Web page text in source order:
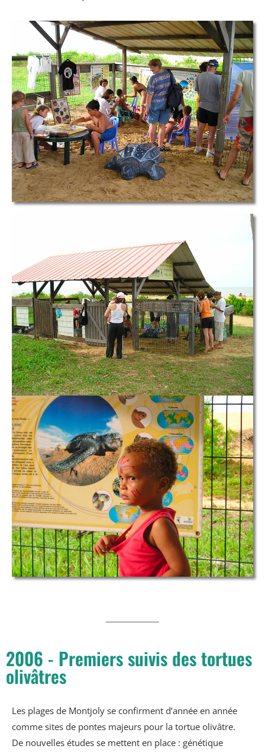
2006 - Premiers suivis des tortues
olivâtres
Les plages de Montjoly se confirment d’année en année
comme sites de pontes majeurs pour la tortue olivâtre.
De nouvelles études se mettent en place : génétique